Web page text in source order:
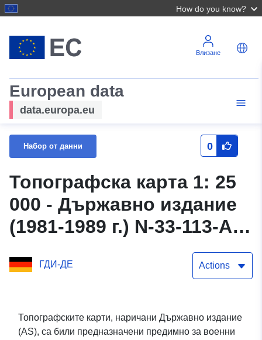
How do you know?
Влизане
European data
data.europa.eu
Набор от данни 0
Топографска карта 1: 25
000 - Държавно издание
(1981-1989 г.) N-33-113-A-c
ГДИ-ДЕ Actions
Топографските карти, наричани Държавно издание
(AS), са били предназначени предимно за военни